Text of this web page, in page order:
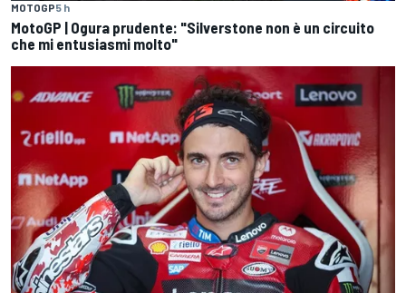
MOTOGP5 h
MotoGP | Ogura prudente: "Silverstone non è un circuito
che mi entusiasmi molto"